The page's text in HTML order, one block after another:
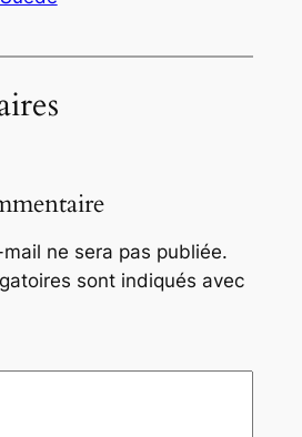
ne sera pas publiée.
sont indiqués avec